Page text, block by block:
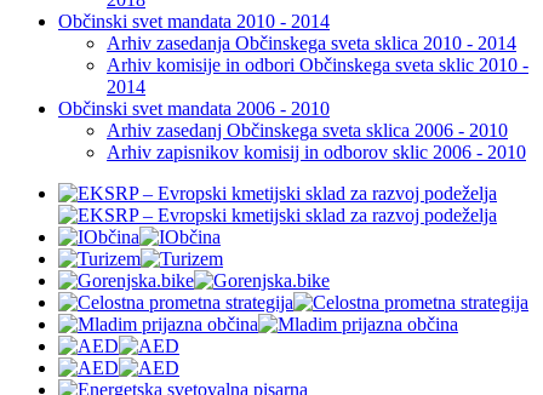
Občinski svet mandata 2010 - 2014
Arhiv zasedanja Občinskega sveta sklica 2010 - 2014
Arhiv komisije in odbori Občinskega sveta sklic 2010 -
2014
Občinski svet mandata 2006 - 2010
Arhiv zasedanj Občinskega sveta sklica 2006 - 2010
Arhiv zapisnikov komisij in odborov sklic 2006 - 2010